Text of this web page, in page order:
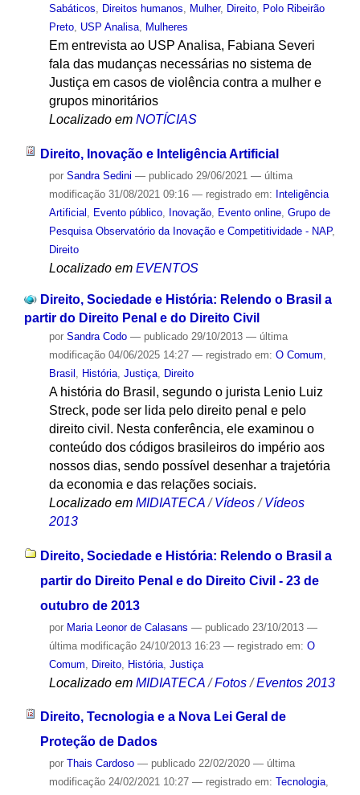
Sabáticos, Direitos humanos, Mulher, Direito, Polo Ribeirão
Preto, USP Analisa, Mulheres
Em entrevista ao USP Analisa, Fabiana Severi
fala das mudanças necessárias no sistema de
Justiça em casos de violência contra a mulher e
grupos minoritários
Localizado em NOTÍCIAS
Direito, Inovação e Inteligência Artificial
por Sandra Sedini — publicado29/06/2021 — última
modificação31/08/2021 09:16 — registrado em: Inteligência
Artificial , Evento público, Inovação, Evento online, Grupo de
Pesquisa Observatório da Inovação e Competitividade - NAP,
Direito
Localizado em EVENTOS
Direito, Sociedade e História: Relendo o Brasil a
partir do Direito Penal e do Direito Civil
por Sandra Codo — publicado29/10/2013 — última
modificação04/06/2025 14:27 — registrado em: O Comum
Brasil
História, Justiça, Direito
A história do Brasil, segundo o jurista Lenio Luiz
Streck, pode ser lida pelo direito penal e pelo
direito civil. Nesta conferência, ele examinou o
conteúdo dos códigos brasileiros do império aos
nossos dias, sendo possível desenhar a trajetória
da economia e das relações sociais.
Localizado em MIDIATECA /Vídeos /Vídeos
2013
Direito, Sociedade e História: Relendo o Brasil a
partir do Direito Penal e do Direito Civil - 23 de
outubro de 2013
por Maria Leonor de Calasans — publicado23/10/2013 —
última modificação24/10/2013 16:23 — registrado em: O
Comum
Direito, História, Justiça
Localizado em MIDIATECA /Fotos /Eventos 2013
Direito, Tecnologia e a Nova Lei Geral de
Proteção de Dados
por Thais Cardoso — publicado22/02/2020 — última
modificação24/02/2021 10:27 — registrado em: Tecnologia,